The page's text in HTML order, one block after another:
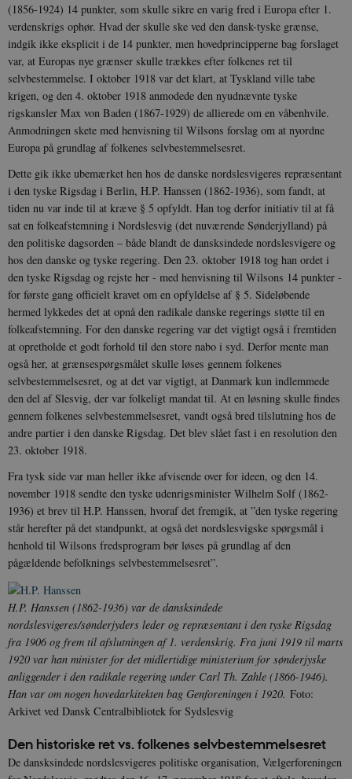
(1856-1924) 14 punkter, som skulle sikre en varig fred i Europa efter 1.
verdenskrigs ophør. Hvad der skulle ske ved den dansk-tyske grænse,
indgik ikke eksplicit i de 14 punkter, men hovedprincipperne bag forslaget
var, at Europas nye grænser skulle trækkes efter folkenes ret til
selvbestemmelse. I oktober 1918 var det klart, at Tyskland ville tabe
krigen, og den 4. oktober 1918 anmodede den nyudnævnte tyske
rigskansler Max von Baden (1867-1929) de allierede om en våbenhvile.
Anmodningen skete med henvisning til Wilsons forslag om at nyordne
Europa på grundlag af folkenes selvbestemmelsesret.
Dette gik ikke ubemærket hen hos de danske nordslesvigeres repræsentant
i den tyske Rigsdag i Berlin, H.P. Hanssen (1862-1936), som fandt, at
tiden nu var inde til at kræve § 5 opfyldt. Han tog derfor initiativ til at få
sat en folkeafstemning i Nordslesvig (det nuværende Sønderjylland) på
den politiske dagsorden – både blandt de dansksindede nordslesvigere og
hos den danske og tyske regering. Den 23. oktober 1918 tog han ordet i
den tyske Rigsdag og rejste her - med henvisning til Wilsons 14 punkter -
for første gang officielt kravet om en opfyldelse af § 5. Sideløbende
hermed lykkedes det at opnå den radikale danske regerings støtte til en
folkeafstemning. For den danske regering var det vigtigt også i fremtiden
at opretholde et godt forhold til den store nabo i syd. Derfor mente man
også her, at grænsespørgsmålet skulle løses gennem folkenes
selvbestemmelsesret, og at det var vigtigt, at Danmark kun indlemmede
den del af Slesvig, der var folkeligt mandat til. At en løsning skulle findes
gennem folkenes selvbestemmelsesret, vandt også bred tilslutning hos de
andre partier i den danske Rigsdag. Det blev slået fast i en resolution den
23. oktober 1918.
Fra tysk side var man heller ikke afvisende over for ideen, og den 14.
november 1918 sendte den tyske udenrigsminister Wilhelm Solf (1862-
1936) et brev til H.P. Hanssen, hvoraf det fremgik, at ”den tyske regering
står herefter på det standpunkt, at også det nordslesvigske spørgsmål i
henhold til Wilsons fredsprogram bør løses på grundlag af den
pågældende befolknings selvbestemmelsesret”.
H.P. Hanssen (1862-1936) var de dansksindede
nordslesvigeres/sønderjyders leder og repræsentant i den tyske Rigsdag
fra 1906 og frem til afslutningen af 1. verdenskrig. Fra juni 1919 til marts
1920 var han minister for det midlertidige ministerium for sønderjyske
anliggender i den radikale regering under Carl Th. Zahle (1866-1946).
Han var om nogen hovedarkitekten bag Genforeningen i 1920. Foto:
Arkivet ved Dansk Centralbibliotek for Sydslesvig
Den historiske ret vs. folkenes selvbestemmelsesret
De dansksindede nordslesvigeres politiske organisation, Vælgerforeningen